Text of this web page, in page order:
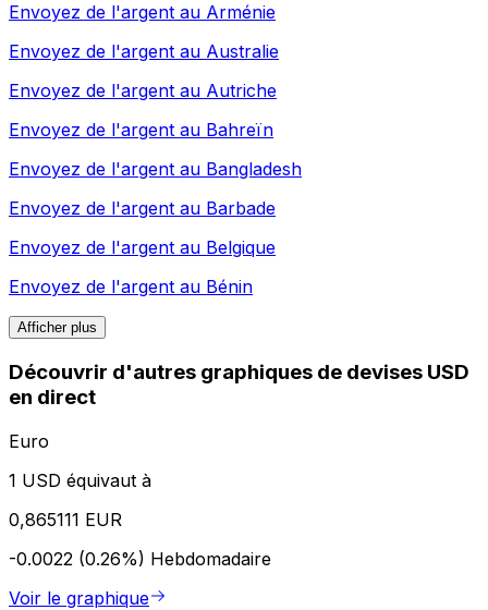
Envoyez de l'argent au Arménie
Envoyez de l'argent au Australie
Envoyez de l'argent au Autriche
Envoyez de l'argent au Bahreïn
Envoyez de l'argent au Bangladesh
Envoyez de l'argent au Barbade
Envoyez de l'argent au Belgique
Envoyez de l'argent au Bénin
Afficher plus
Découvrir d'autres graphiques de devises USD
en direct
Euro
1 USD équivaut à
0,865111 EUR
-0.0022 (0.26%) Hebdomadaire
Voir le graphique